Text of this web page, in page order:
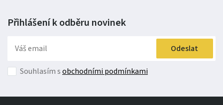
Přihlášení k odběru novinek
Odeslat
Souhlasím sobchodními podmínkami